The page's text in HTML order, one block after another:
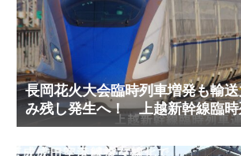
長岡花火大会臨時列車増発も輸
み残し発生へ！ 上越新幹線臨時
(2026年8月)